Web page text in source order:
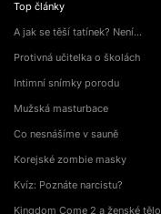
Top články
A jak se těší tatínek? Není…
Protivná učitelka o školách
Intimní snímky porodu
Mužská masturbace
Co nesnášíme v sauně
Korejské zombie masky
Kvíz: Poznáte narcistu?
Kingdom Come 2 a ženské tělo